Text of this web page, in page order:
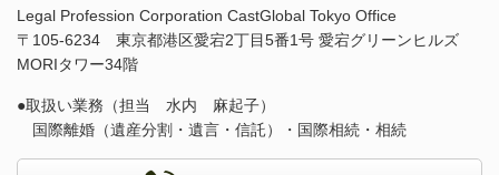
Legal Profession Corporation CastGlobal Tokyo Office
〒 105-6234 東京都港区愛宕2丁目5番1号 愛宕グリーンヒルズ
MORIタワー34階
●取扱い業務（担当 水内 麻起子）
国際離婚（遺産分割・遺言・信託）・国際相続・相続